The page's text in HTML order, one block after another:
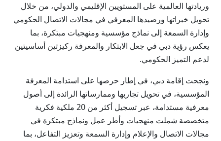
وريادتها العالمية على المستويين الإقليمي والدولي، من خلال
تحويل خبراتها ورصيدها المعرفي في مجالات الاتصال الحكومي
وإدارة السمعة إلى نماذج مؤسسية ومنهجيات مبتكرة، بما
يعكس رؤية دبي في جعل الابتكار والمعرفة ركيزتين أساسيتين
لدعم التميز الحكومي.
ونجحت إقامة دبي، في إطار حرصها على استدامة المعرفة
المؤسسية، في تحويل تجاربها وممارساتها الرائدة إلى أصول
معرفية مستدامة، عبر تسجيل أكثر من 20 ملكية فكرية
متخصصة شملت منهجيات وأطر عمل ونماذج مبتكرة في
مجالات الاتصال والإعلام وإدارة السمعة وتعزيز التفاعل، بما